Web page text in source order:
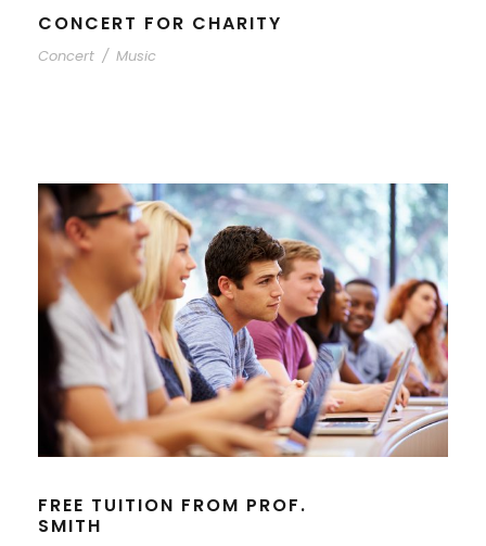
CONCERT FOR CHARITY
Concert / Music
FREE TUITION FROM PROF.
SMITH